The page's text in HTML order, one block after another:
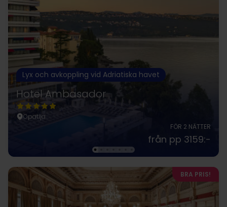
Lyx och avkoppling vid Adriatiska havet
Hotel Ambasador
Opatija
FÖR 2 NÄTTER
från pp 3159:-
BRA PRIS!